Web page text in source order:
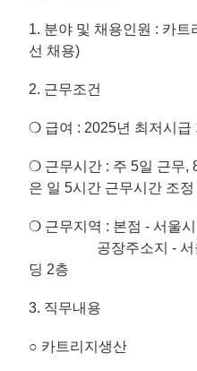
1. 분야 및 채용인원 : 카
선 채용)
2. 근무조건
❍ 급여 : 2025년 최저시급
❍ 근무시간 : 주 5일 근무,
은 일 5시간 근무시간 조
❍ 근무지역 : 본점 - 서울
공장주소지 - 서울시
딩 2층
3. 직무내용
○ 카트리지생산